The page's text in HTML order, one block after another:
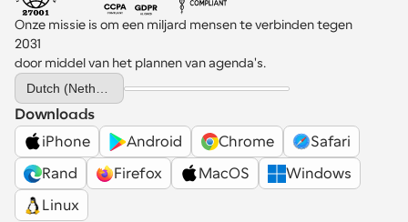
Onze missie is om een miljard mensen te verbinden tegen
2031
door middel van het plannen van agenda's.
Select Language
Downloads
iPhone
Android Chrome
Safari
Rand
Firefox MacOS
Windows
Linux